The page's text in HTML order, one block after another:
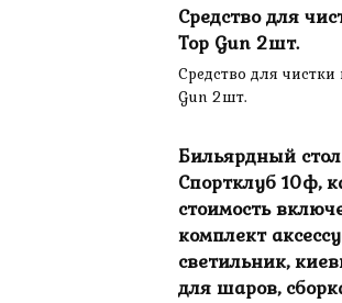
Средство для
Top Gun 2шт.
Средство для
Gun 2шт.
Бильярдный
Спортклуб 10ф,
стоимость
комплект
светильник,
для шаров,